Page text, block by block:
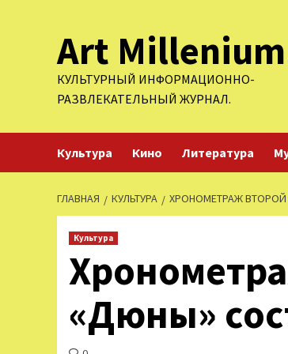
содержимомуArt
КУЛЬТУРНЫЙ ИНФОРМАЦИОННО-
РАЗВЛЕКАТЕЛЬНЫЙ ЖУРНАЛ.
Культура Кино Литература
ГЛАВНАЯ КУЛЬТУРА ХРОНОМЕТРАЖ ВТОРОЙ
Культура
«Дюны»